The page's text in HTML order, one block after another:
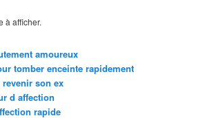
à afficher.
amoureux
tomber enceinte rapidement
son ex
d affection
rapide